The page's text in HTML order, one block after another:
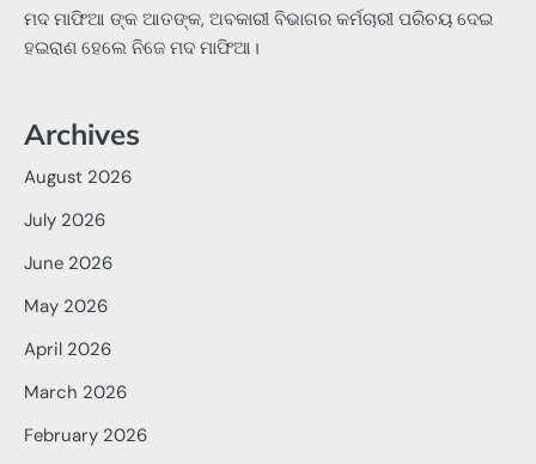
ମଦ ମାଫିଆ ଙ୍କ ଆତଙ୍କ, ଅବକାରୀ ବିଭାଗର କର୍ମଚାରୀ ପରିଚୟ ଦେଇ
ହଇରାଣ ହେଲେ ନିଜେ ମଦ ମାଫିଆ।
Archives
August 2026
July 2026
June 2026
May 2026
April 2026
March 2026
February 2026